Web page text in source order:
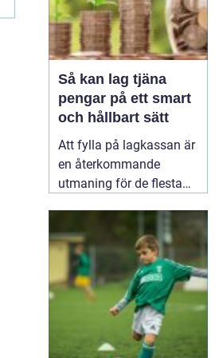
Så kan lag tjäna
pengar på ett smart
och hållbart sätt
Att fylla på lagkassan är
en återkommande
utmaning för de flesta
träningsläger, material,
domarkostnader och
resor äter snabbt upp
pengarna. Många söker
därför enkla och tydliga
20 januari 2026